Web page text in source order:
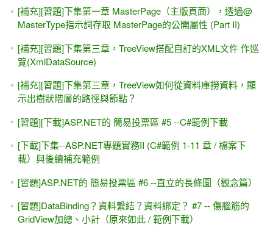
Day 5 - SqlDataSource各種變化 與 "半"手工製作
Day 4 - 樣版(Template)的各種變化 & 錯誤與解決
Day 3 - 網頁與資料庫
Day 2 - PostBack & AutoPostBack，第一天的回家作業
Day 1 - Visual Studio無痛入門 & 「防呆」與「驗證」
[VS 2017的改變] ASP.NET Core 1.1 & ADO.NET
[台北科大 分享會] Google Chart 網頁圖表產生器。
2017/03/01 (三) 19:30~21:00
[試讀 & SQL Injection #2 ] 從會員登入＆ SQL Injection範例，
討論教學的流程
[試讀 & SQL Injection #1 ] ASP.NET學習教材 (第二版)